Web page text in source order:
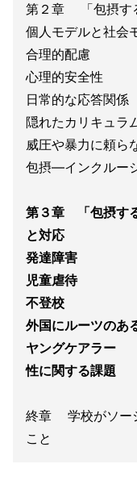
第２章 「包摂す
個人モデルと社会
合理的配慮
心理的安全性
日常的な応答関係
隠れたカリキュラ
威圧や暴力に頼ら
包摂―インクルー
第３章 「包摂す
と対応
発達障害
児童虐待
不登校
外国にルーツのあ
ヤングケアラー
性に関する課題
終章 学校がソー
こと